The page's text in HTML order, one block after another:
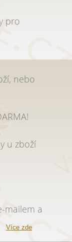
pro
nebo
u zboží
mailem a
Více zde